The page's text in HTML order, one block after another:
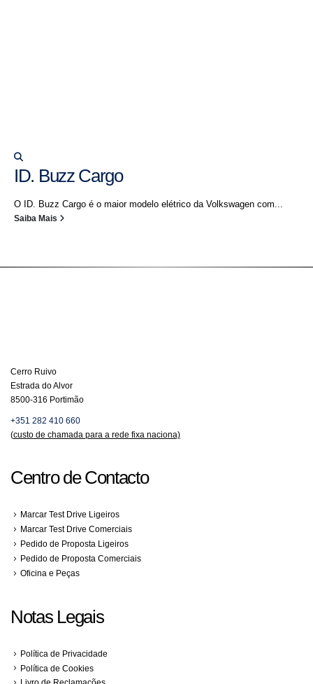
ID. Buzz Cargo
O ID. Buzz Cargo é o maior modelo elétrico da Volkswagen com...
Saiba Mais
Cerro Ruivo
Estrada do Alvor
8500-316 Portimão
+351 282 410 660
(custo de chamada para a rede fixa naciona)
Centro de Contacto
Marcar Test Drive Ligeiros
Marcar Test Drive Comerciais
Pedido de Proposta Ligeiros
Pedido de Proposta Comerciais
Oficina e Peças
Notas Legais
Política de Privacidade
Política de Cookies